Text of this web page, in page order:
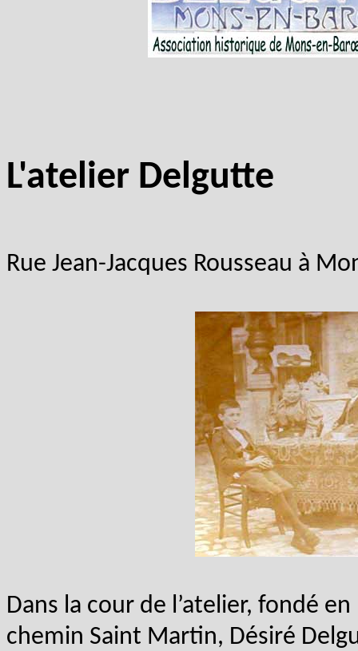
L'atelier Delgutte
Rue Jean-Jacques Rousseau à
Dans la cour de l’atelier, fondé
chemin Saint Martin, Désiré